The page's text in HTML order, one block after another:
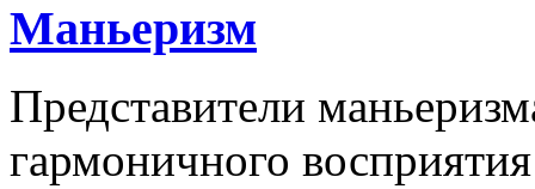
Маньеризм
Представители
гармоничного